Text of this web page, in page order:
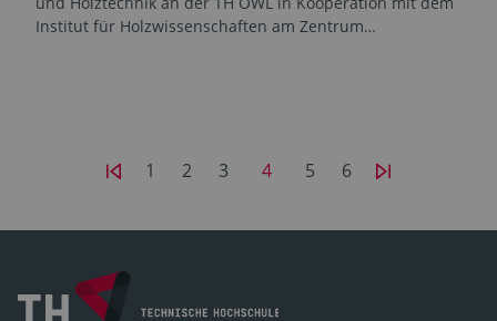
Institut für Holzwissenschaften am Zentrum…
1 2 3 4 5 6